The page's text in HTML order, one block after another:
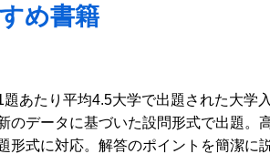
め書籍
題あたり平均4.5大学で出題された大学
のデータに基づいた設問形式で出題。
形式に対応。解答のポイントを簡潔に